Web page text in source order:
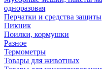
одноразовая
Перчатки и средства защиты
Пикник
Поилки, кормушки
Разное
Термометры
Товары для животных